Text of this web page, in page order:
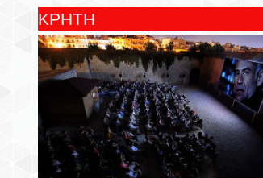
ΚΡΗΤΗ